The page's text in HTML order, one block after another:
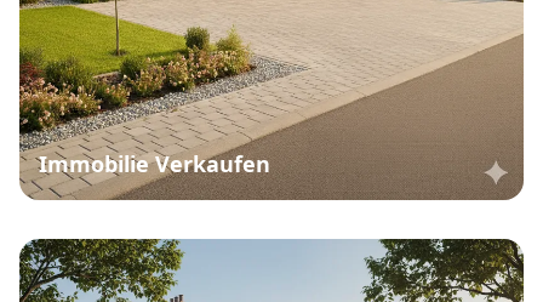
Immobilie Verkaufen